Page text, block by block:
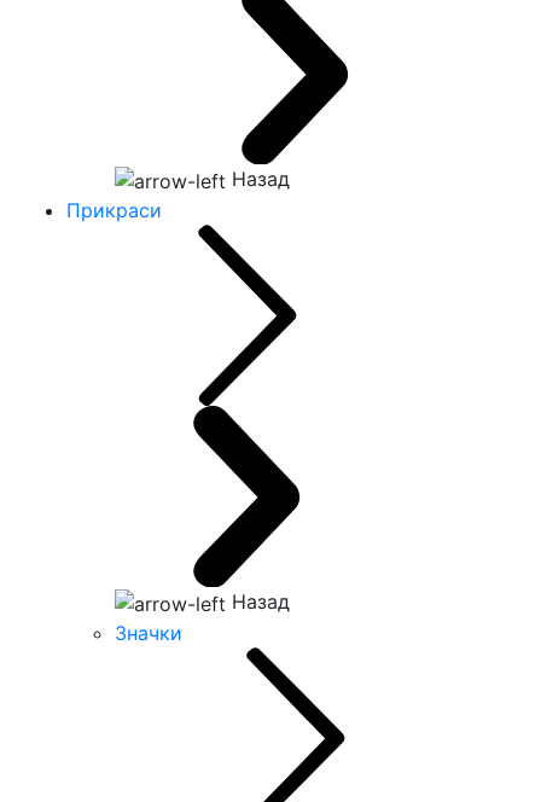
Назад
Прикраси
Назад
Значки